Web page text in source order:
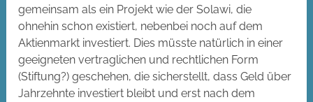
gemeinsam als ein Projekt wie der Solawi, die
ohnehin schon existiert, nebenbei noch auf dem
Aktienmarkt investiert. Dies müsste natürlich in einer
geeigneten vertraglichen und rechtlichen Form
(Stiftung?) geschehen, die sicherstellt, dass Geld über
Jahrzehnte investiert bleibt und erst nach dem